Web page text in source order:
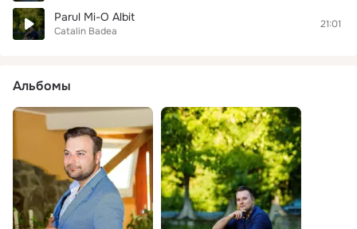
Parul Mi-O Albit
Catalin Badea
21:01
Альбомы